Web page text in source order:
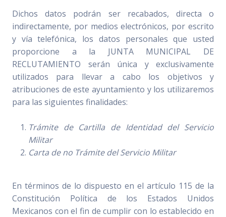
Dichos datos podrán ser recabados, directa o
indirectamente, por medios electrónicos, por escrito
y vía telefónica, los datos personales que usted
proporcione a la JUNTA MUNICIPAL DE
RECLUTAMIENTO serán única y exclusivamente
utilizados para llevar a cabo los objetivos y
atribuciones de este ayuntamiento y los utilizaremos
para las siguientes finalidades:
Trámite de Cartilla de Identidad del Servicio
Militar
Carta de no Trámite del Servicio Militar
En términos de lo dispuesto en el artículo 115 de la
Constitución Política de los Estados Unidos
Mexicanos con el fin de cumplir con lo establecido en